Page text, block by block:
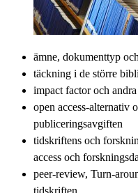
ämne, dokumenttyp
täckning i de större
impact factor och
open access-
publiceringsavgiften
tidskriftens och
access och
peer-review, Turn-
tidskriften